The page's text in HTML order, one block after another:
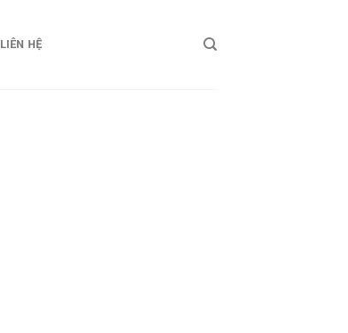
LIÊN HỆ